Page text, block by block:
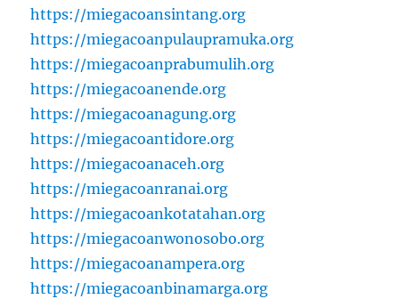
https://miegacoansintang.org
https://miegacoanpulaupramuka.org
https://miegacoanprabumulih.org
https://miegacoanende.org
https://miegacoanagung.org
https://miegacoantidore.org
https://miegacoanaceh.org
https://miegacoanranai.org
https://miegacoankotatahan.org
https://miegacoanwonosobo.org
https://miegacoanampera.org
https://miegacoanbinamarga.org